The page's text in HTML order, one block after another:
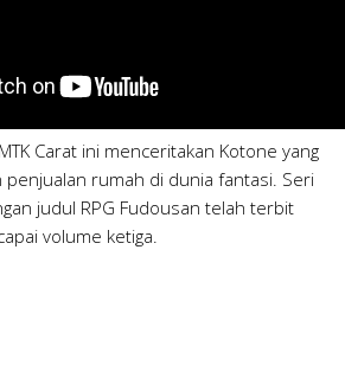
Carat ini menceritakan Kotone yang
penjualan rumah di dunia fantasi. Seri
judul RPG Fudousan telah terbit
volume ketiga.